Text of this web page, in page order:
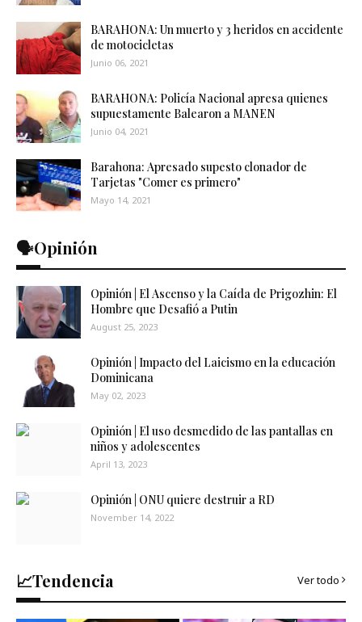
BARAHONA: Un muerto y 3 heridos en accidente
de motocicletas
Junio 06, 2021
BARAHONA: Policía Nacional apresa quienes
supuestamente Balearon a MANEN
Junio 04, 2021
Barahona: Apresado supesto clonador de
Tarjetas "Comer es primero"
Mayo 14, 2021
🗣️Opinión
Opinión | El Ascenso y la Caída de Prigozhin: El
Hombre que Desafió a Putin
August 25, 2023
Opinión | Impacto del Laicismo en la educación
Dominicana
May 02, 2023
Opinión | El uso desmedido de las pantallas en
niños y adolescentes
April 13, 2023
Opinión | ONU quiere destruir a RD
November 14, 2022
📈Tendencia Ver todo